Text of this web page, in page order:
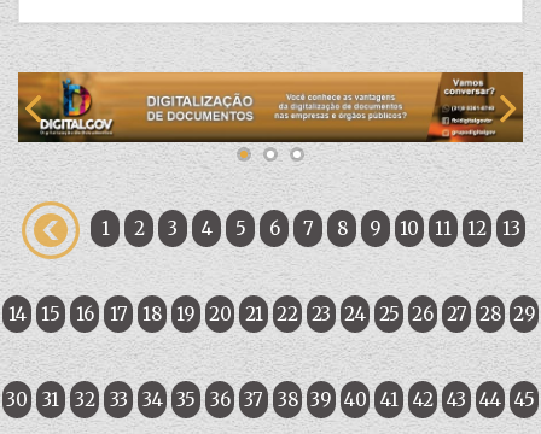
1 2 3 4 5 6 7 8 9 10 11 12 13
14 15 16 17 18 19 20 21 22 23 24 25 26 27 28 29
30 31 32 33 34 35 36 37 38 39 40 41 42 43 44 45